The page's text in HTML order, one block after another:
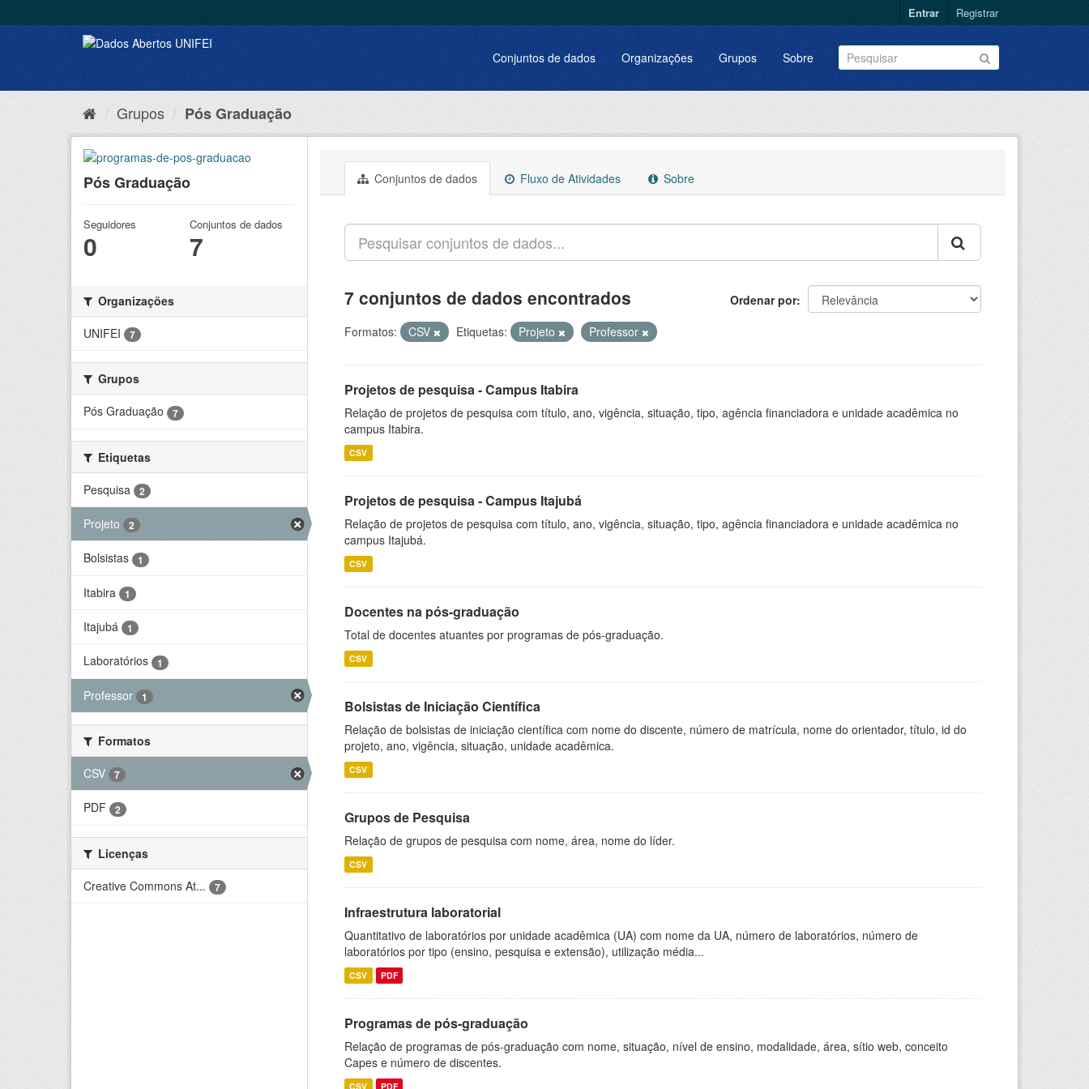
Entrar Registrar
Conjuntos de dados Organizações Grupos Sobre
Grupos Pós Graduação
Pós Graduação
Seguidores
0
Conjuntos de dados
7
Organizações
UNIFEI
7
Grupos
Pós Graduação
7
Etiquetas
Pesquisa
2
Projeto 2
Bolsistas 1
Itabira 1
Itajubá 1
Laboratórios 1
Professor 1
Formatos
CSV
7
PDF 2
Licenças
Creative Commons At...
7
Conjuntos de dados Fluxo de Atividades Sobre
Ordenar por
7 conjuntos de dados encontrados
Formatos: CSV Etiquetas: Projeto Professor
Projetos de pesquisa - Campus Itabira
Relação de projetos de pesquisa com título, ano, vigência, situação, tipo, agência financiadora e unidade acadêmica no
campus Itabira.
CSV
Projetos de pesquisa - Campus Itajubá
Relação de projetos de pesquisa com título, ano, vigência, situação, tipo, agência financiadora e unidade acadêmica no
campus Itajubá.
CSV
Docentes na pós-graduação
Total de docentes atuantes por programas de pós-graduação.
CSV
Bolsistas de Iniciação Científica
Relação de bolsistas de iniciação científica com nome do discente, número de matrícula, nome do orientador, título, id do
projeto, ano, vigência, situação, unidade acadêmica.
CSV
Grupos de Pesquisa
Relação de grupos de pesquisa com nome, área, nome do líder.
CSV
Infraestrutura laboratorial
Quantitativo de laboratórios por unidade acadêmica (UA) com nome da UA, número de laboratórios, número de
laboratórios por tipo (ensino, pesquisa e extensão), utilização média...
CSV PDF
Programas de pós-graduação
Relação de programas de pós-graduação com nome, situação, nível de ensino, modalidade, área, sítio web, conceito
Capes e número de discentes.
CSV PDF